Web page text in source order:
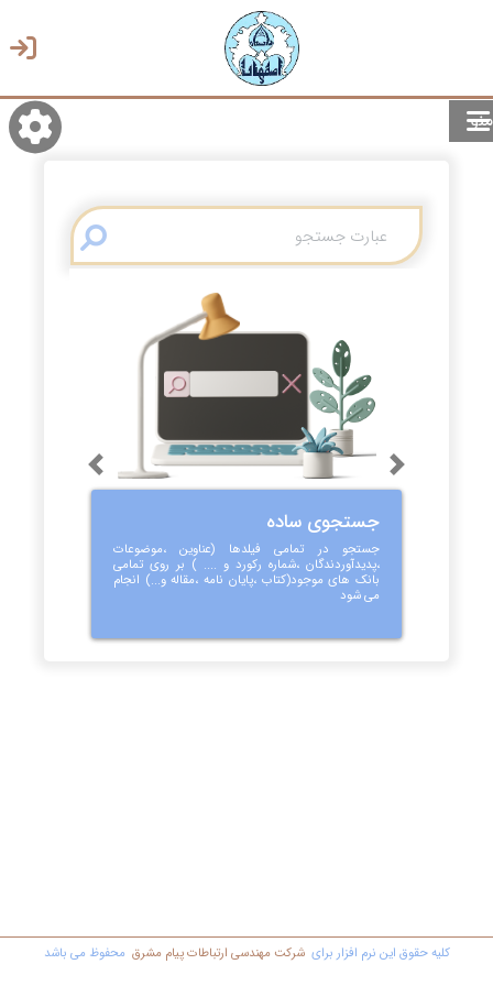
منو
انتخاب زبان
جستجوی ساده
جستجو در تمامی فیلدها (عناوین ،موضوعات
،پدیدآوردندگان ،شماره رکورد و .... ) بر روی تمامی
بانک های موجود(کتاب ،پایان نامه ،مقاله و...) انجام
می شود
Previous Next
کليه حقوق اين نرم افزار برای شرکت مهندسي ارتباطات پیام مشرق محفوظ مي باشد